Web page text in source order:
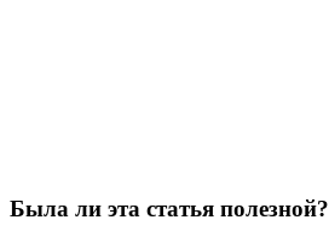
Была ли эта статья полезной?